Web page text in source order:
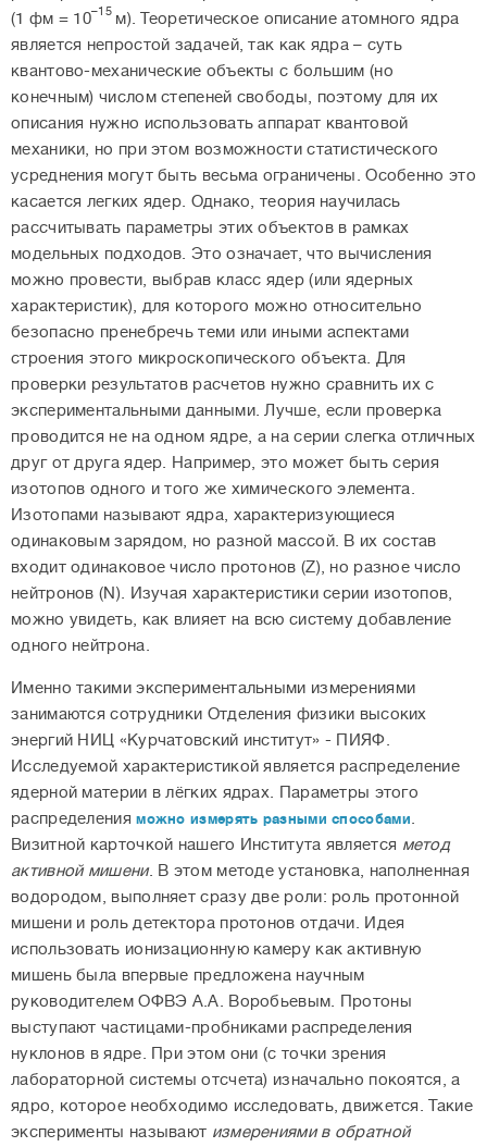
(1 фм = 10–15 м). Теоретическое описание атомного ядра
является непростой задачей, так как ядра – суть
квантово-механические объекты с большим (но
конечным) числом степеней свободы, поэтому для их
описания нужно использовать аппарат квантовой
механики, но при этом возможности статистического
усреднения могут быть весьма ограничены. Особенно это
касается легких ядер. Однако, теория научилась
рассчитывать параметры этих объектов в рамках
модельных подходов. Это означает, что вычисления
можно провести, выбрав класс ядер (или ядерных
характеристик), для которого можно относительно
безопасно пренебречь теми или иными аспектами
строения этого микроскопического объекта. Для
проверки результатов расчетов нужно сравнить их с
экспериментальными данными. Лучше, если проверка
проводится не на одном ядре, а на серии слегка отличных
друг от друга ядер. Например, это может быть серия
изотопов одного и того же химического элемента.
Изотопами называют ядра, характеризующиеся
одинаковым зарядом, но разной массой. В их состав
входит одинаковое число протонов (Z), но разное число
нейтронов (N). Изучая характеристики серии изотопов,
можно увидеть, как влияет на всю систему добавление
одного нейтрона.
Именно такими экспериментальными измерениями
занимаются сотрудники Отделения физики высоких
энергий НИЦ «Курчатовский институт» - ПИЯФ.
Исследуемой характеристикой является распределение
ядерной материи в лёгких ядрах. Параметры этого
распределенияможно измерять разными способами.
Визитной карточкой нашего Института является метод
активной мишени. В этом методе установка, наполненная
водородом, выполняет сразу две роли: роль протонной
мишени и роль детектора протонов отдачи. Идея
использовать ионизационную камеру как активную
мишень была впервые предложена научным
руководителем ОФВЭ А.А. Воробьевым. Протоны
выступают частицами-пробниками распределения
нуклонов в ядре. При этом они (с точки зрения
лабораторной системы отсчета) изначально покоятся, а
ядро, которое необходимо исследовать, движется. Такие
эксперименты называют измерениями в обратной